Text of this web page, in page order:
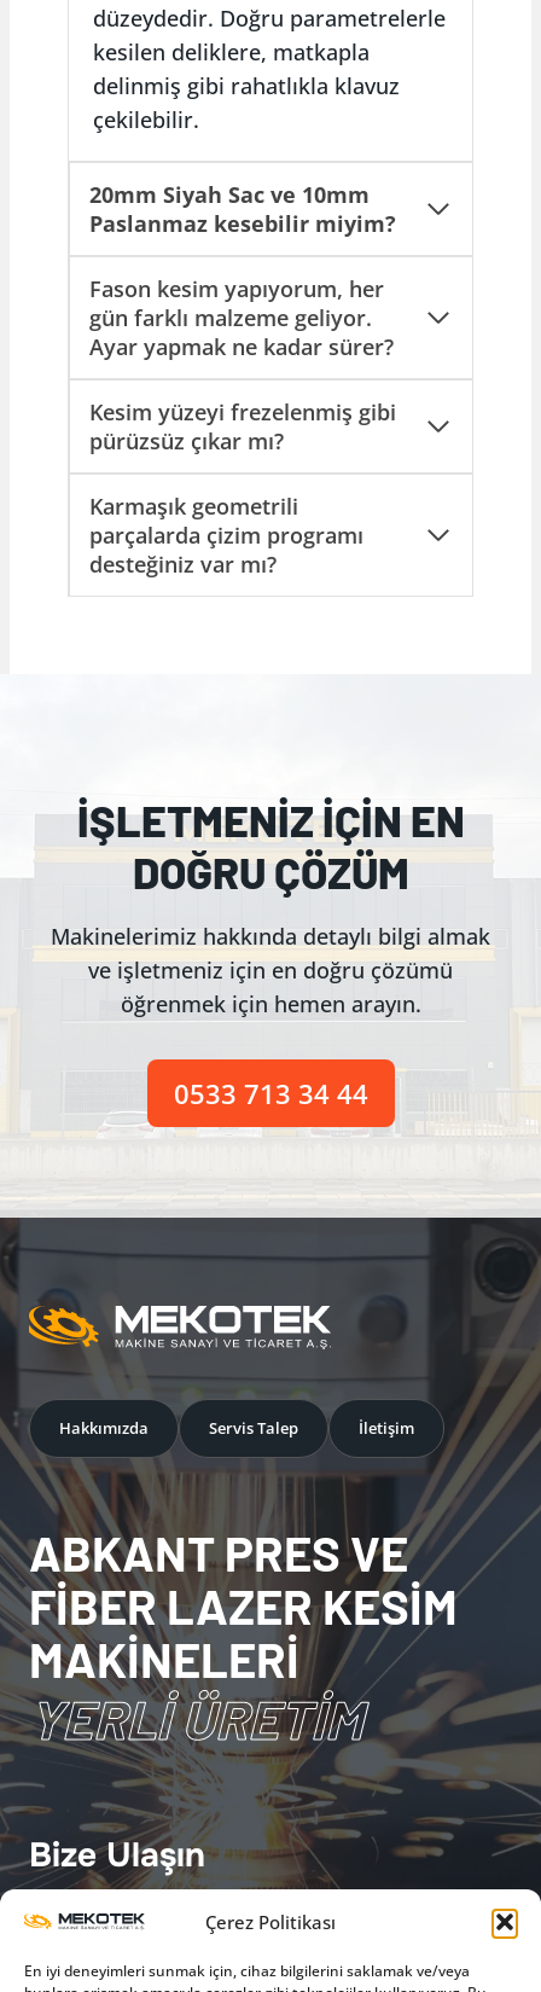
Çerez Politikası
En iyi deneyimleri sunmak için, cihaz bilgilerini saklamak ve/veya
düzeydedir. Doğru parametrelerle
kesilen deliklere, matkapla
delinmiş gibi rahatlıkla klavuz
çekilebilir.
20mm Siyah Sac ve 10mm
Paslanmaz kesebilir miyim?
Fason kesim yapıyorum, her
gün farklı malzeme geliyor.
Ayar yapmak ne kadar sürer?
Kesim yüzeyi frezelenmiş gibi
pürüzsüz çıkar mı?
Karmaşık geometrili
parçalarda çizim programı
desteğiniz var mı?
İŞLETMENİZ İÇİN EN
DOĞRU ÇÖZÜM
Makinelerimiz hakkında detaylı bilgi almak
ve işletmeniz için en doğru çözümü
öğrenmek için hemen arayın.
0533 713 34 44
Hakkımızda Servis Talep İletişim
ABKANT PRES VE
FİBER LAZER KESİM
MAKİNELERİ
YERLİ ÜRETİM
Bize Ulaşın
satis@mekoteklazer.com
Silivri / İSTANBUL